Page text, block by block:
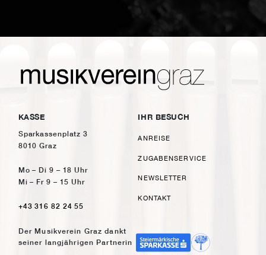
KASSE
Sparkassenplatz 3
8010 Graz
Mo – Di 9 – 18 Uhr
Mi – Fr 9 – 15 Uhr
+43 316 82 24 55
IHR BESUCH
ANREISE
ZUGABENSERVICE
NEWSLETTER
KONTAKT
Der Musikverein Graz dankt
seiner langjährigen Partnerin